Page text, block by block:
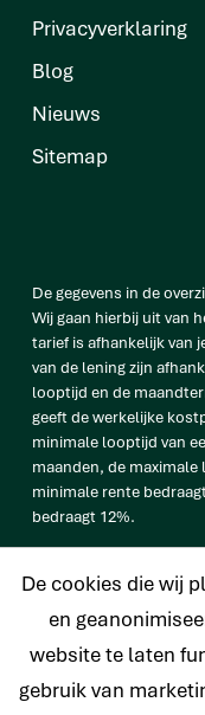
Privacyverklaring
Blog
Nieuws
Sitemap
De gegevens in de
Wij gaan hierbij uit van
tarief is afhankelijk van
van de lening zijn
looptijd en de
geeft de werkelijke
minimale looptijd van
maanden, de
minimale rente
bedraagt 12%.
bedraagt € 33.638 op
een maandtermijn van
De cookies die wij
en
website te laten
gebruik van